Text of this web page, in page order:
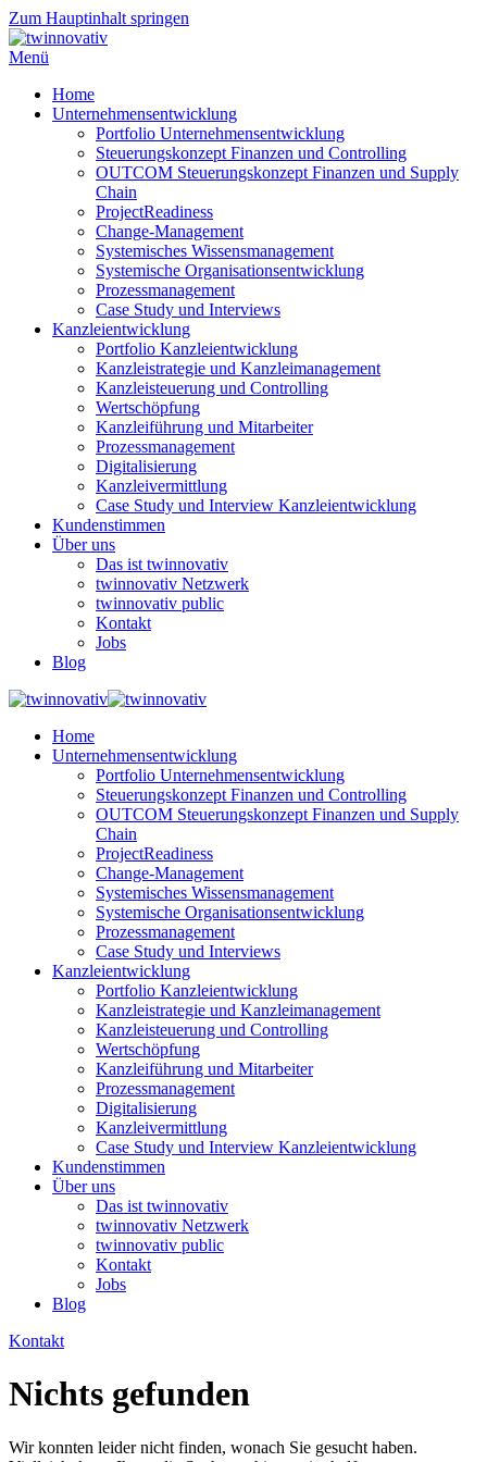
Zum Hauptinhalt springen
Menü
Home
Unternehmensentwicklung
Portfolio Unternehmensentwicklung
Steuerungskonzept Finanzen und Controlling
OUTCOM Steuerungskonzept Finanzen und Supply
Chain
ProjectReadiness
Change-Management
Systemisches Wissensmanagement
Systemische Organisationsentwicklung
Prozessmanagement
Case Study und Interviews
Kanzleientwicklung
Portfolio Kanzleientwicklung
Kanzleistrategie und Kanzleimanagement
Kanzleisteuerung und Controlling
Wertschöpfung
Kanzleiführung und Mitarbeiter
Prozessmanagement
Digitalisierung
Kanzleivermittlung
Case Study und Interview Kanzleientwicklung
Kundenstimmen
Über uns
Das ist twinnovativ
twinnovativ Netzwerk
twinnovativ public
Kontakt
Jobs
Blog
Home
Unternehmensentwicklung
Portfolio Unternehmensentwicklung
Steuerungskonzept Finanzen und Controlling
OUTCOM Steuerungskonzept Finanzen und Supply
Chain
ProjectReadiness
Change-Management
Systemisches Wissensmanagement
Systemische Organisationsentwicklung
Prozessmanagement
Case Study und Interviews
Kanzleientwicklung
Portfolio Kanzleientwicklung
Kanzleistrategie und Kanzleimanagement
Kanzleisteuerung und Controlling
Wertschöpfung
Kanzleiführung und Mitarbeiter
Prozessmanagement
Digitalisierung
Kanzleivermittlung
Case Study und Interview Kanzleientwicklung
Kundenstimmen
Über uns
Das ist twinnovativ
twinnovativ Netzwerk
twinnovativ public
Kontakt
Jobs
Blog
Kontakt
Nichts gefunden
Wir konnten leider nicht finden, wonach Sie gesucht haben.